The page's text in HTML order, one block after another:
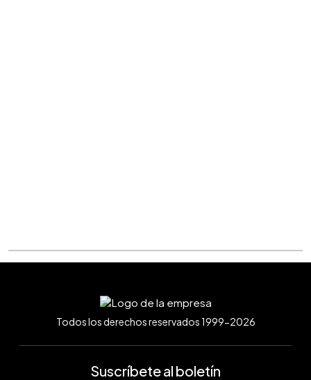
Todos los derechos reservados 1999-2026
Suscríbete al boletín